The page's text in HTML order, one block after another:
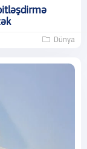
Dünya